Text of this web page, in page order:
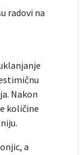
radovi na
Nakon
količine
a